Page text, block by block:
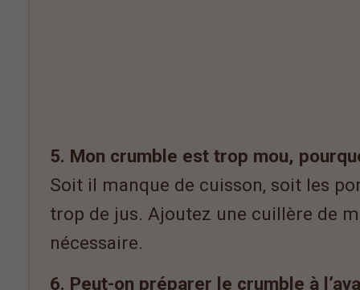
5. Mon crumble est trop mou,
Soit il manque de cuisson, soit les
trop de jus. Ajoutez une cuillère de
nécessaire.
6. Peut-on préparer le crumble à